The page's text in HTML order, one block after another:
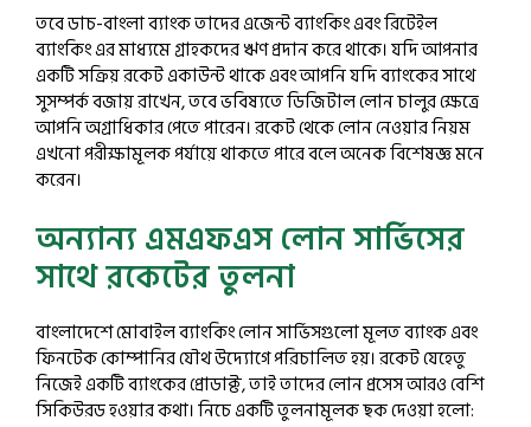
তবে ডাচ-বাংলা ব্যাংক তাদের এজেন্ট ব্যাংকিং এবং রিটেইল
ব্যাংকিং এর মাধ্যমে গ্রাহকদের ঋণ প্রদান করে থাকে। যদি আপনার
একটি সক্রিয় রকেট একাউন্ট থাকে এবং আপনি যদি ব্যাংকের সাথে
সুসম্পর্ক বজায় রাখেন, তবে ভবিষ্যতে ডিজিটাল লোন চালুর ক্ষেত্রে
আপনি অগ্রাধিকার পেতে পারেন। রকেট থেকে লোন নেওয়ার নিয়ম
এখনো পরীক্ষামূলক পর্যায়ে থাকতে পারে বলে অনেক বিশেষজ্ঞ মনে
করেন।
অন্যান্য এমএফএস লোন সার্ভিসের
সাথে রকেটের তুলনা
বাংলাদেশে মোবাইল ব্যাংকিং লোন সার্ভিসগুলো মূলত ব্যাংক এবং
ফিনটেক কোম্পানির যৌথ উদ্যোগে পরিচালিত হয়। রকেট যেহেতু
নিজেই একটি ব্যাংকের প্রোডাক্ট, তাই তাদের লোন প্রসেস আরও বেশি
সিকিউরড হওয়ার কথা। নিচে একটি তুলনামূলক ছক দেওয়া হলো: